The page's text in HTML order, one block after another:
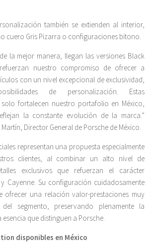
también se extienden al interior,
cuero Gris Pizarra o configuraciones bitono.
la mejor manera, llegan las versiones Black
nuestro compromiso de ofrecer a
con un nivel excepcional de exclusividad,
de personalización. Estas
fortalecen nuestro portafolio en México,
la constante evolución de la marca.”
Director General de Porsche de México.
representan una propuesta especialmente
clientes, al combinar un alto nivel de
exclusivos que refuerzan el carácter
Cayenne. Su configuración cuidadosamente
ofrecer una relación valor-prestaciones muy
segmento, preservando plenamente la
que distinguen a Porsche.
disponibles en México